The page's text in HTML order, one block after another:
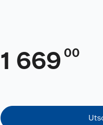
1 669 00